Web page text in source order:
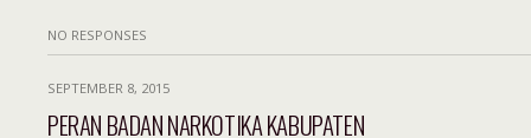
NO RESPONSES
SEPTEMBER 8, 2015
PERAN BADAN NARKOTIKA KABUPATEN